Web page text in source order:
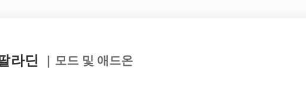
라딘 | 모드 및 애드온